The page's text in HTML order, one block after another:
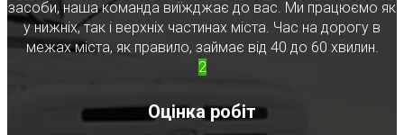
засоби, наша команда виїжджає до вас. Ми працюємо як
у нижніх, так і верхніх частинах міста. Час на дорогу в
межах міста, як правило, займає від 40 до 60 хвилин.
2
Оцінка робіт